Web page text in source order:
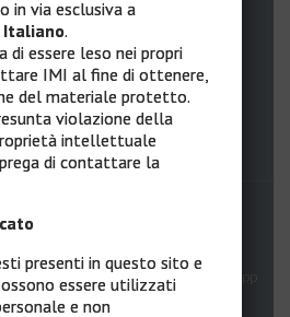
– (+39) 010 54.54.849 –
in via esclusiva a
Italiano.
di essere leso nei propri
IMI al fine di ottenere,
del materiale protetto.
violazione della
intellettuale
di contattare la
presenti in questo sito e
essere utilizzati
e non